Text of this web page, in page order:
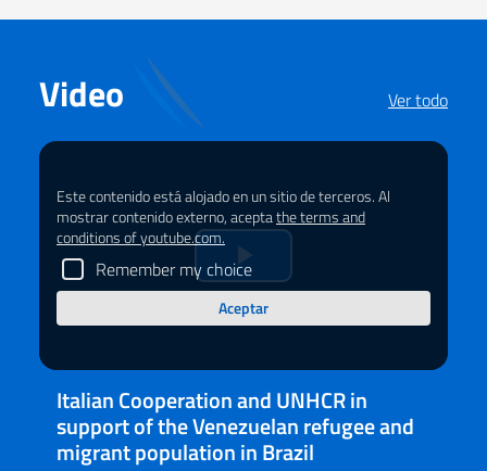
Video Ver todo
Este contenido está alojado en un sitio de terceros. Al
mostrar contenido externo, aceptathe terms and
conditions of youtube.com.
Remember my choice
Aceptar
Riprduci
il
video
Italian Cooperation and UNHCR in
support of the Venezuelan refugee and
migrant population in Brazil